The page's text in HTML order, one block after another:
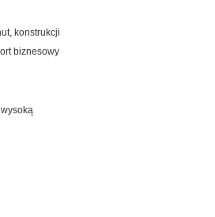
konstrukcji
biznesowy